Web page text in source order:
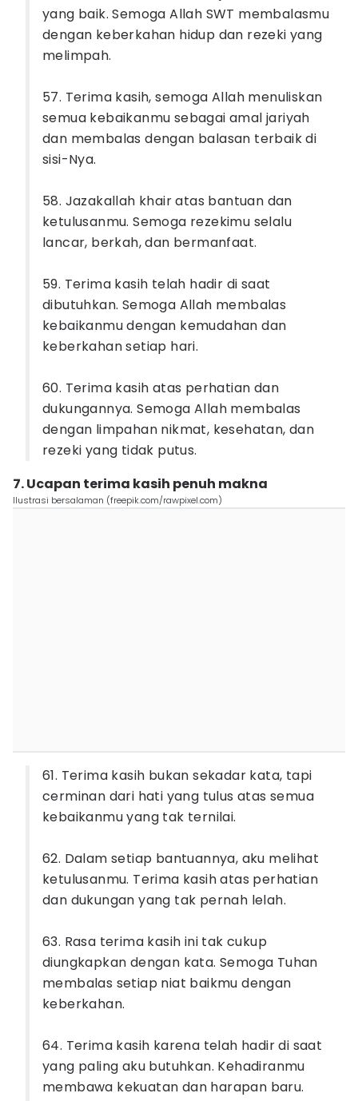
yang baik. Semoga Allah SWT membalasmu
dengan keberkahan hidup dan rezeki yang
melimpah.
57. Terima kasih, semoga Allah menuliskan
semua kebaikanmu sebagai amal jariyah
dan membalas dengan balasan terbaik di
sisi-Nya.
58. Jazakallah khair atas bantuan dan
ketulusanmu. Semoga rezekimu selalu
lancar, berkah, dan bermanfaat.
59. Terima kasih telah hadir di saat
dibutuhkan. Semoga Allah membalas
kebaikanmu dengan kemudahan dan
keberkahan setiap hari.
60. Terima kasih atas perhatian dan
dukungannya. Semoga Allah membalas
dengan limpahan nikmat, kesehatan, dan
rezeki yang tidak putus.
7. Ucapan terima kasih penuh makna
Ilustrasi bersalaman (freepik.com/rawpixel.com)
61. Terima kasih bukan sekadar kata, tapi
cerminan dari hati yang tulus atas semua
kebaikanmu yang tak ternilai.
62. Dalam setiap bantuannya, aku melihat
ketulusanmu. Terima kasih atas perhatian
dan dukungan yang tak pernah lelah.
63. Rasa terima kasih ini tak cukup
diungkapkan dengan kata. Semoga Tuhan
membalas setiap niat baikmu dengan
keberkahan.
64. Terima kasih karena telah hadir di saat
yang paling aku butuhkan. Kehadiranmu
membawa kekuatan dan harapan baru.